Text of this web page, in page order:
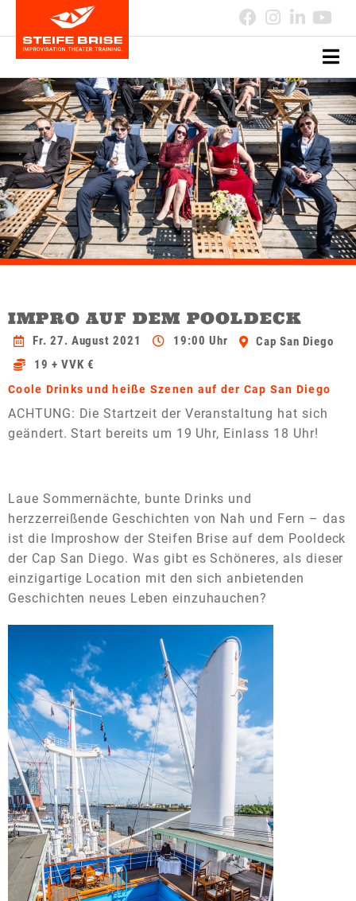
IMPRO AUF DEM POOLDECK
Fr. 27. August 2021 19:00 Uhr
Cap San Diego
19 + VVK €
Coole Drinks und heiße Szenen auf der Cap San Diego
ACHTUNG: Die Startzeit der Veranstaltung hat sich
geändert. Start bereits um 19 Uhr, Einlass 18 Uhr!
Laue Sommernächte, bunte Drinks und
herzzerreißende Geschichten von Nah und Fern – das
ist die Improshow der Steifen Brise auf dem Pooldeck
der Cap San Diego. Was gibt es Schöneres, als dieser
einzigartige Location mit den sich anbietenden
Geschichten neues Leben einzuhauchen?